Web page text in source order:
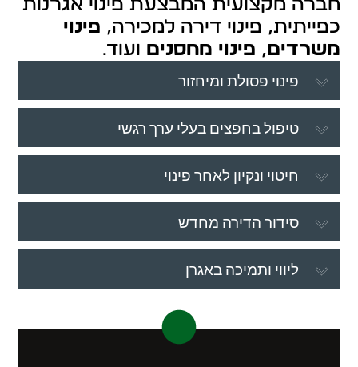
חברה מקצועית המבצעת פינוי אגרנות
כפייתית, פינוי דירה למכירה, פינוי
משרדים, פינוי מחסנים ועוד.
פינוי פסולת ומיחזור
טיפול בחפצים בעלי ערך רגשי
חיטוי ונקיון לאחר פינוי
סידור הדירה מחדש
ליווי ותמיכה באגרן